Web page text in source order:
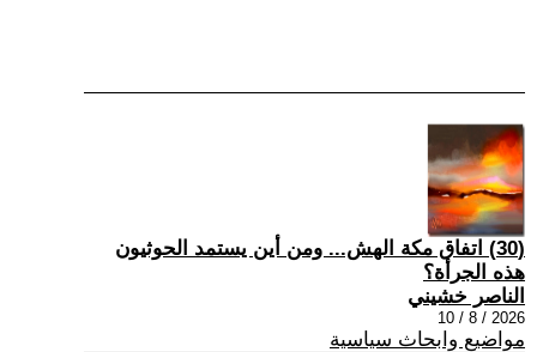
(30) اتفاق مكة الهش... ومن أين يستمد الحوثيون
هذه الجرأة؟
الناصر خشيني
2026 / 8 / 10
مواضيع وابحاث سياسية